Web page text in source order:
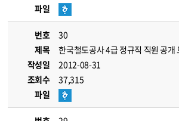
파일
번호
30
제목
한국철도공사 4급 정규직 직원 공개
작성일
2012-08-31
조회수
37,315
파일